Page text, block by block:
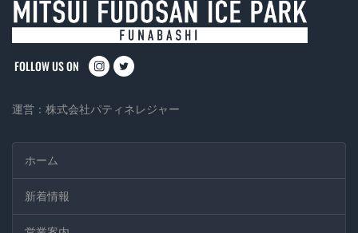
instagram
運営： 株式会社パティネレジャー
ホーム
新着情報